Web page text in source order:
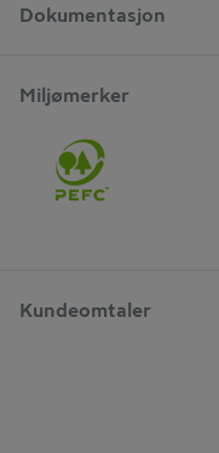
Dokumentasjon
Miljømerker
Kundeomtaler